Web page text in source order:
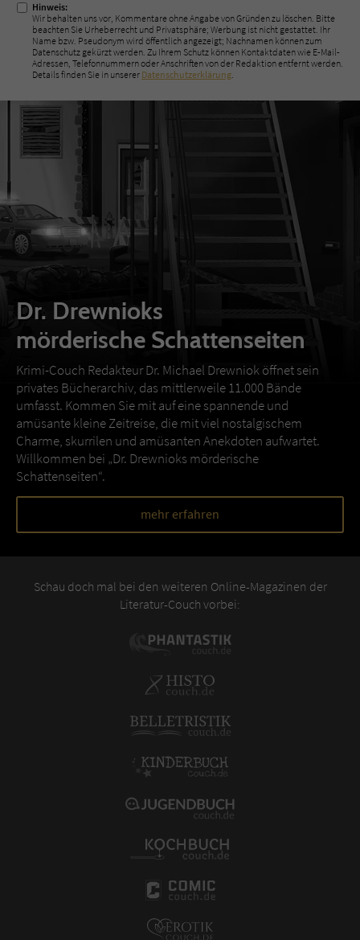
Hinweis:
Wir behalten uns vor, Kommentare ohne Angabe von Gründen zu löschen. Bitte
beachten Sie Urheberrecht und Privatsphäre; Werbung ist nicht gestattet. Ihr
Name bzw. Pseudonym wird öffentlich angezeigt; Nachnamen können zum
Datenschutz gekürzt werden. Zu Ihrem Schutz können Kontaktdaten wie E-Mail-
Adressen, Telefonnummern oder Anschriften von der Redaktion entfernt werden.
Details finden Sie in unserer Datenschutzerklärung.
Dr. Drewnioks
mörderische Schattenseiten
Krimi-Couch Redakteur Dr. Michael Drewniok öffnet sein
privates Bücherarchiv, das mittlerweile 11.000 Bände
umfasst. Kommen Sie mit auf eine spannende und
amüsante kleine Zeitreise, die mit viel nostalgischem
Charme, skurrilen und amüsanten Anekdoten aufwartet.
Willkommen bei „Dr. Drewnioks mörderische
Schattenseiten“.
mehr erfahren
Schau doch mal bei den weiteren Online-Magazinen der
Literatur-Couch vorbei: